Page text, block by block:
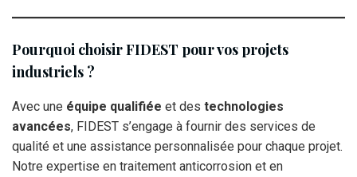
Pourquoi choisir FIDEST pour vos projets
industriels ?
Avec une équipe qualifiée et des technologies
avancées, FIDEST s’engage à fournir des services de
qualité et une assistance personnalisée pour chaque projet.
Notre expertise en traitement anticorrosion et en